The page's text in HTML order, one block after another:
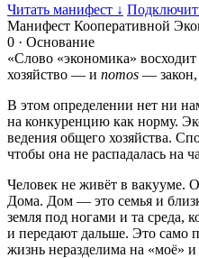
Читать манифест ↓
Манифест Кооперативной
0 · Основание
«Слово «экономика» восходит
хозяйство — и nomos — закон,
В этом определении нет ни
на конкуренцию как норму.
ведения общего хозяйства.
чтобы она не распадалась на
Человек не живёт в вакууме.
Дома. Дом — это семья и
земля под ногами и та среда,
и передают дальше. Это само
жизнь неразделима на «моё»